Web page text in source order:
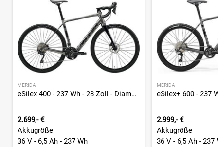
MERIDA
eSilex 400 - 237 Wh - 28 Zoll - Diamant - 2026
2.699,- €
Akkugröße
36 V - 6,5 Ah - 237 Wh
MERIDA
2.999,- €
Akkugröße
36 V - 6,5 Ah - 237